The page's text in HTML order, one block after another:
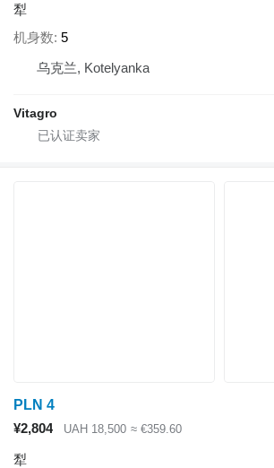
犁
机身数 5
乌克兰, Kotelyanka
Vitagro
PLN 4
¥2,804
UAH 18,500 ≈ €359.60
犁